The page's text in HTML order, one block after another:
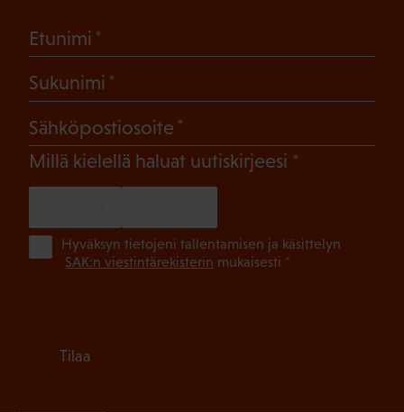
Etunimi
Sukunimi
Sähköpostiosoite
Millä kielellä haluat uutiskirjeesi (Pakollinen)
Hyväksyn tietojeni tallentamisen ja käsittelyn
SAK:n viestintärekisterin mukaisesti *
Tilaa